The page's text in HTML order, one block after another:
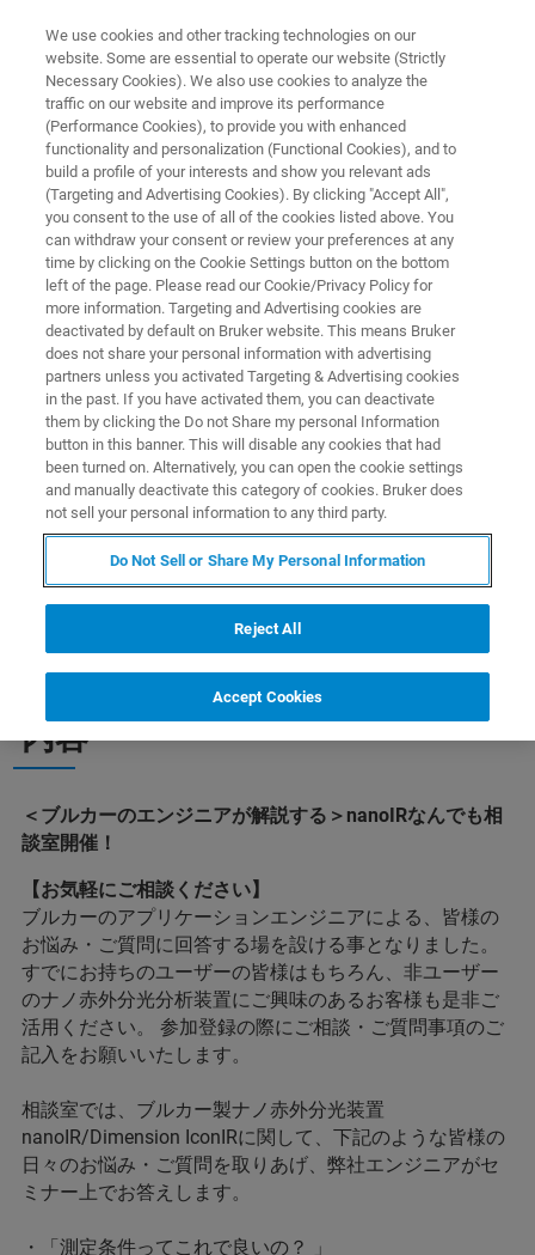
＜ブルカーのエンジニアが解説する＞NANOIRなんでも相談室 オンライン
＜ブルカーのエンジニアが解説
する＞nanoIRなんでも相談室
ブルカーのアプリケーションエンジニアによ
る、皆様のお悩み・ご質問に回答する場を設
ける事となりました。すでにお持ちのユーザ
ーの皆様はもちろん、非ユーザーのナノ赤外
分光分析装置にご興味のあるお客様も是非ご
活用ください。参加登録の際にご相談・ご質
問事項のご記入をお願いいたします。
内容
＜ブルカーのエンジニアが解説する＞nanoIRなんでも相
談室開催！
【お気軽にご相談ください】
ブルカーのアプリケーションエンジニアによる、皆様の
お悩み・ご質問に回答する場を設ける事となりました。
すでにお持ちのユーザーの皆様はもちろん、非ユーザー
のナノ赤外分光分析装置にご興味のあるお客様も是非ご
活用ください。 参加登録の際にご相談・ご質問事項のご
記入をお願いいたします。
相談室では、ブルカー製ナノ赤外分光装置
nanoIR/Dimension IconIRに関して、下記のような皆様の
日々のお悩み・ご質問を取りあげ、弊社エンジニアがセ
ミナー上でお答えします。
・「測定条件ってこれで良いの？ 」
We use cookies and other tracking technologies on our
website. Some are essential to operate our website (Strictly
Necessary Cookies). We also use cookies to analyze the
traffic on our website and improve its performance
(Performance Cookies), to provide you with enhanced
functionality and personalization (Functional Cookies), and to
build a profile of your interests and show you relevant ads
(Targeting and Advertising Cookies). By clicking "Accept All",
you consent to the use of all of the cookies listed above. You
can withdraw your consent or review your preferences at any
time by clicking on the Cookie Settings button on the bottom
left of the page. Please read our Cookie/Privacy Policy for
more information. Targeting and Advertising cookies are
deactivated by default on Bruker website. This means Bruker
does not share your personal information with advertising
partners unless you activated Targeting & Advertising cookies
in the past. If you have activated them, you can deactivate
them by clicking the Do not Share my personal Information
button in this banner. This will disable any cookies that had
been turned on. Alternatively, you can open the cookie settings
and manually deactivate this category of cookies. Bruker does
not sell your personal information to any third party.
Do Not Sell or Share My Personal Information
Reject All
Accept Cookies